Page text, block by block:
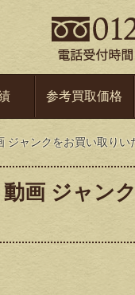
参考買取価格
ジャンクをお買い取り
画 ジャン